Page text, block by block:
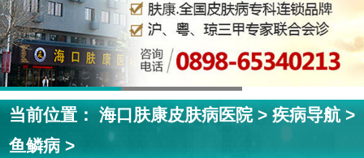
当前位置：海口肤康皮肤病医院>疾病导航>
鱼鳞病 >